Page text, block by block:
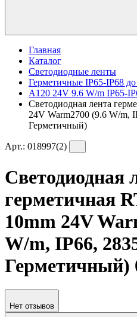
Главная
Каталог
Светодиодные ленты
Герметичные IP65-IP68
A120 24V 9.6 W/m IP65-
Светодиодная лента
24V Warm2700 (9.6 W/m,
Герметичный)
Арт.: 018997(2)
Светодиодная
герметичная
10mm 24V
W/m, IP66,
Герметичный)
Нет отзывов